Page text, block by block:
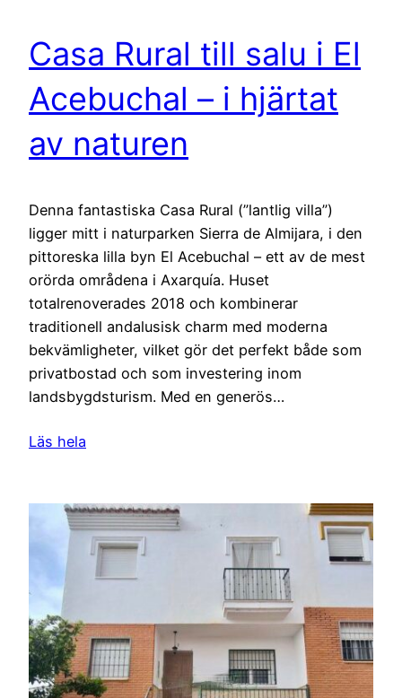
Casa Rural till salu i El
Acebuchal – i hjärtat
av naturen
Denna fantastiska Casa Rural (”lantlig villa”)
ligger mitt i naturparken Sierra de Almijara, i den
pittoreska lilla byn El Acebuchal – ett av de mest
orörda områdena i Axarquía. Huset
totalrenoverades 2018 och kombinerar
traditionell andalusisk charm med moderna
bekvämligheter, vilket gör det perfekt både som
privatbostad och som investering inom
landsbygdsturism. Med en generös…
Läs hela